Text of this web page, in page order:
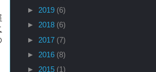
► 2019 (6)
► 2018 (6)
► 2017 (7)
► 2016 (8)
► 2015 (1)